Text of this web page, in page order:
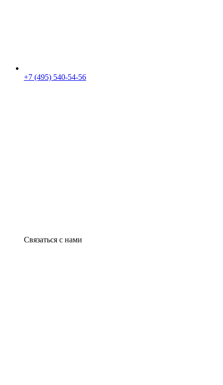
+7 (495) 540-54-56
Связаться с нами